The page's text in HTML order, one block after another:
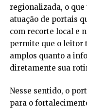
regionalizada, o
atuação de portais
com recorte local e
permite que o leitor
amplos quanto a
diretamente sua
Nesse sentido, o
para o